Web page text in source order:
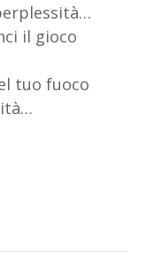
il gioco
tuo fuoco